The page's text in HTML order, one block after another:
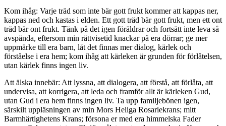
Kom ihåg: Varje träd som inte bär gott frukt kommer att kappas ner,
kappas ned och kastas i elden. Ett gott träd bär gott frukt, men ett ont
träd bär ont frukt. Tänk på det igen föräldrar och fortsätt inte leva så
avspända, eftersom min rättvisetid knackar på era dörrar; ge mer
uppmärke till era barn, låt det finnas mer dialog, kärlek och
förståelse i era hem; kom ihåg att kärleken är grunden för förlåtelsen,
utan kärlek finns ingen liv.
Att älska innebär: Att lyssna, att dialogera, att förstå, att förlåta, att
undervisa, att korrigera, att leda och framför allt är kärleken Gud,
utan Gud i era hem finns ingen liv. Ta upp familjebönen igen,
särskilt uppläsningen av min Mors Heliga Rosariekrans; mitt
Barmhärtighetens Krans; försona er med era himmelska Fader